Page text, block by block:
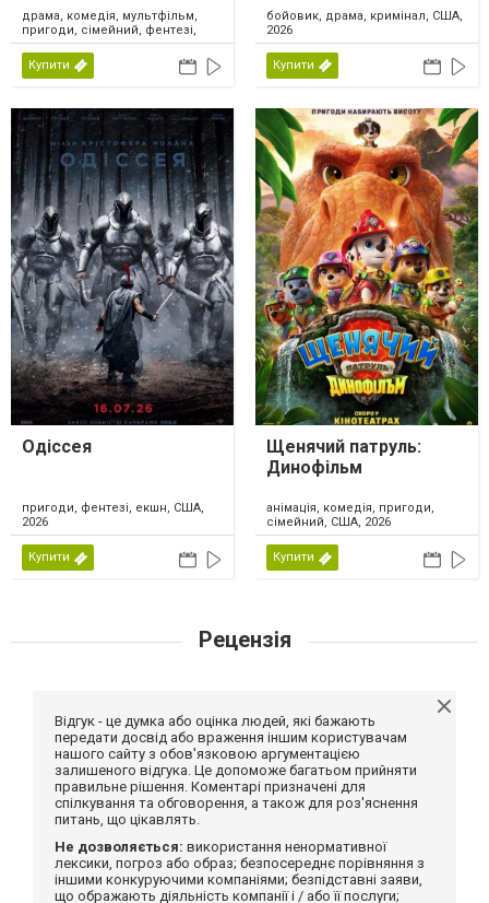
драма, комедія, мультфільм,
пригоди, сімейний, фентезі,
США, 2026
Купити
бойовик, драма, кримінал, США,
2026
Купити
Одіссея
пригоди, фентезі, екшн, США,
2026
Купити
Щенячий патруль:
Динофільм
анімація, комедія, пригоди,
сімейний, США, 2026
Купити
Рецензія
Відгук - це думка або оцінка людей, які бажають
передати досвід або враження іншим користувачам
нашого сайту з обов'язковою аргументацією
залишеного відгука. Це допоможе багатьом прийняти
правильне рішення. Коментарі призначені для
спілкування та обговорення, а також для роз'яснення
питань, що цікавлять.
Не дозволяється: використання ненормативної
лексики, погроз або образ; безпосереднє порівняння з
іншими конкуруючими компаніями; безпідставні заяви,
що ображають діяльність компанії і / або її послуги;